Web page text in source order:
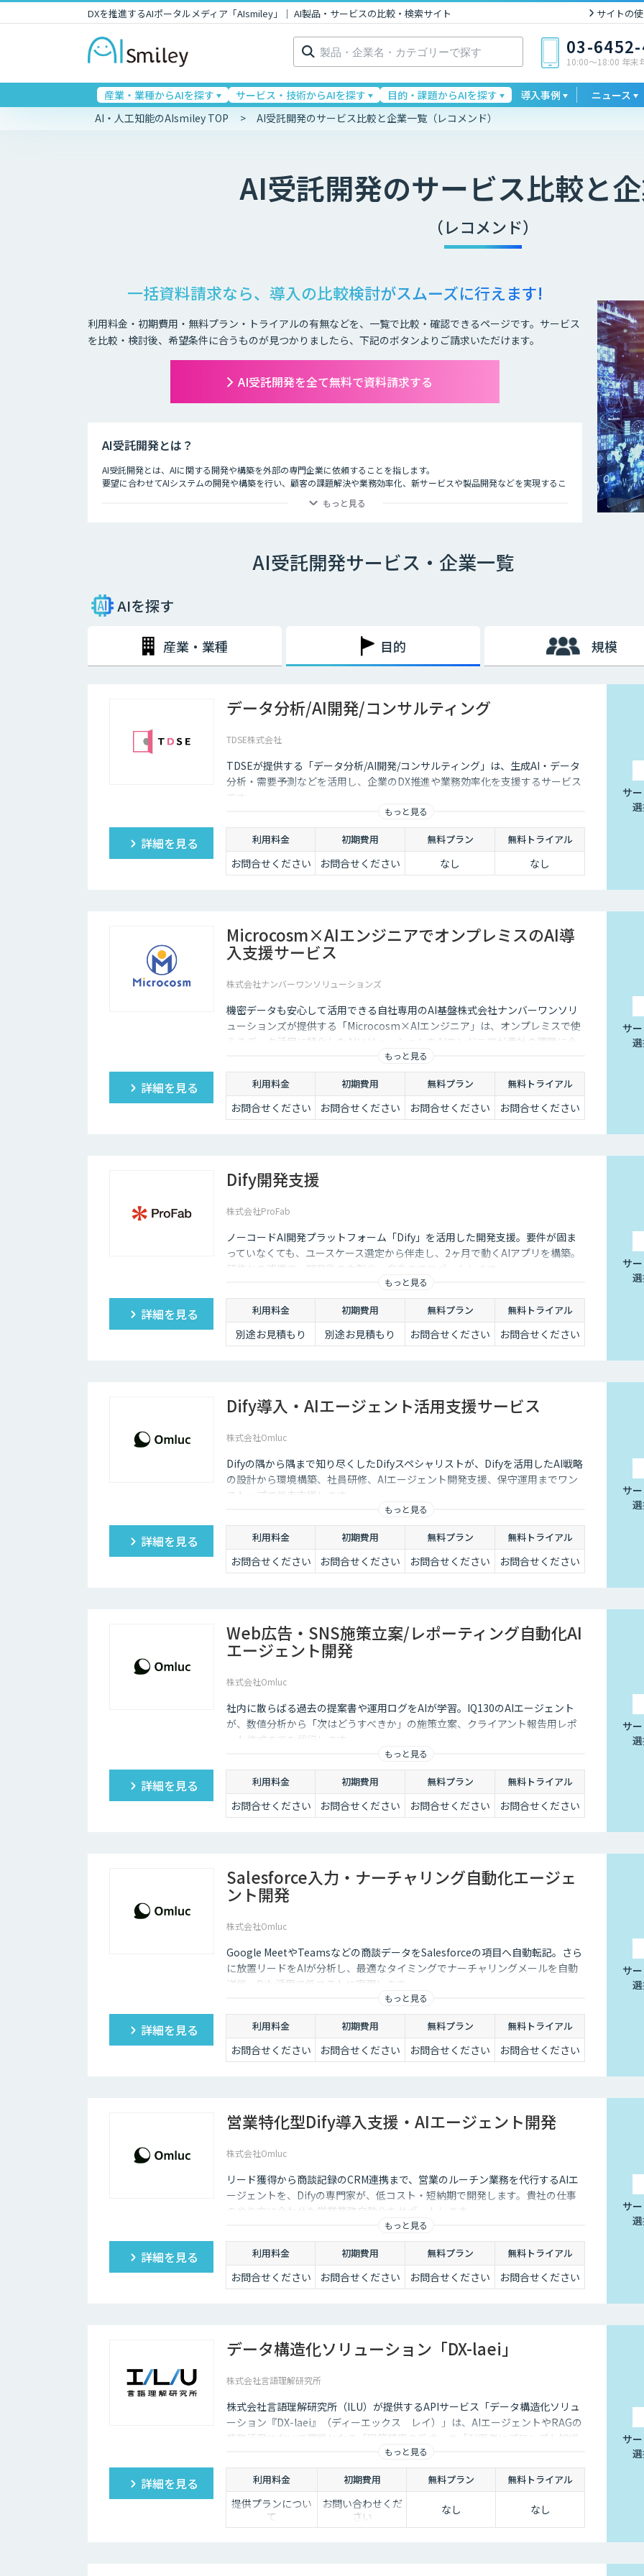
DXを推進するAIポータルメディア「AIsmiley」｜ AI製品・サービスの比較・検索サイト サイトの
検
索: 03-
10:00〜18:00 年末
産業・業種からAIを探す サービス・技術からAIを探す 目的・課題からAIを探す 導入事例
ニュース
AI・人工知能のAIsmiley TOP
AI受託開発のサービス比較と企業一覧（レコメンド）
AI受託開発のサービス比較と
（レコメンド）
一括資料請求なら、導入の比較検討がスムーズに行えます!
利用料金・初期費用・無料プラン・トライアルの有無などを、一覧で比較・確認できるページです。サービス
を比較・検討後、希望条件に合うものが見つかりましたら、下記のボタンよりご請求いただけます。
AI受託開発を全て無料で資料請求する
AI受託開発とは？
AI受託開発とは、AIに関する開発や構築を外部の専門企業に依頼することを指します。
要望に合わせてAIシステムの開発や構築を行い、顧客の課題解決や業務効率化、新サービスや製品開発などを実現するこ
もっと見る
AI受託開発サービス・企業一覧
AIを探す
産業・業種 目的 規模
データ分析/AI開発/コンサルティング
TDSE株式会社
TDSEが提供する「データ分析/AI開発/コンサルティング」は、生成AI・データ
分析・需要予測などを活用し、企業のDX推進や業務効率化を支援するサービス
です。
もっと見る
詳細を見る 利用料金 初期費用 無料プラン 無料トライアル
お問合せください お問合せください なし なし
サ
Microcosm×AIエンジニアでオンプレミスのAI導
入支援サービス
株式会社ナンバーワンソリューションズ
機密データも安心して活用できる自社専用のAI基盤株式会社ナンバーワンソリ
ューションズが提供する「Microcosm×AIエンジニア」は、オンプレミスで使
えるデータ活用に特化したAIソリューションをAIエンジニアが貴社の課題に合
わせてカスタマイズするサービスです。社内に眠るデータを「会社の資産」と
して生まれ変わらせることができます。
もっと見る
詳細を見る 利用料金 初期費用 無料プラン 無料トライアル
お問合せください お問合せください お問合せください お問合せください
サ
Dify開発支援
株式会社ProFab
ノーコードAI開発プラットフォーム「Dify」を活用した開発支援。要件が固ま
っていなくても、ユースケース選定から伴走し、2ヶ月で動くAIアプリを構築。
研修との連携で、開発後の内製化・自走までサポートします。
もっと見る
詳細を見る 利用料金 初期費用 無料プラン 無料トライアル
別途お見積もり 別途お見積もり お問合せください お問合せください
サ
Dify導入・AIエージェント活用支援サービス
株式会社Omluc
Difyの隅から隅まで知り尽くしたDifyスペシャリストが、Difyを活用したAI戦略
の設計から環境構築、社員研修、AIエージェント開発支援、保守運用までワン
ストップで伴走支援します。
もっと見る
詳細を見る 利用料金 初期費用 無料プラン 無料トライアル
お問合せください お問合せください お問合せください お問合せください
サ
Web広告・SNS施策立案/レポーティング自動化AI
エージェント開発
株式会社Omluc
社内に散らばる過去の提案書や運用ログをAIが学習。IQ130のAIエージェント
が、数値分析から「次はどうすべきか」の施策立案、クライアント報告用レポ
ート作成までを代行します。
もっと見る
詳細を見る 利用料金 初期費用 無料プラン 無料トライアル
お問合せください お問合せください お問合せください お問合せください
サ
Salesforce入力・ナーチャリング自動化エージェ
ント開発
株式会社Omluc
Google MeetやTeamsなどの商談データをSalesforceの項目へ自動転記。さら
に放置リードをAIが分析し、最適なタイミングでナーチャリングメールを自動
送信。Dify活用で低コストに実現します。
もっと見る
詳細を見る 利用料金 初期費用 無料プラン 無料トライアル
お問合せください お問合せください お問合せください お問合せください
サ
営業特化型Dify導入支援・AIエージェント開発
株式会社Omluc
リード獲得から商談記録のCRM連携まで、営業のルーチン業務を代行するAIエ
ージェントを、Difyの専門家が、低コスト・短納期で開発します。貴社の仕事
のやり方に合わせた営業業務自動化をサポートします。
もっと見る
詳細を見る 利用料金 初期費用 無料プラン 無料トライアル
お問合せください お問合せください お問合せください お問合せください
サ
データ構造化ソリューション「DX-laei」
株式会社言語理解研究所
株式会社言語理解研究所（ILU）が提供するAPIサービス「データ構造化ソリュ
ーション『DX-laei』（ディーエックス レイ）」は、AIエージェントやRAGの
業務活用において課題となる「回答精度の低さ」や「利用者にプロンプト知識
が求められる」といった運用上の問題に対し、日本語に特化した自然言語処理
技術でアプローチします。 「DX-laei」は、ドキュメントの構造化処理に加え、
ユーザーの質問意図を意味的に再構成し、最適な検索クエリへ変換する機能を
備えています。これにより、生成AIの精度を左右する“入力精度”と“検索対象の
整備”の両面から、RAGやAIエージェントの回答品質を向上させます。
もっと見る
詳細を見る 利用料金 初期費用 無料プラン 無料トライアル
提供プランについ
て
ご提供内容・サポ
お問い合わせくだ
さい
なし なし
サ